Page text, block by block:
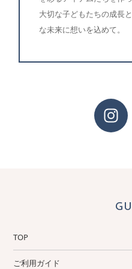
大切な子どもたちの成長
な未来に想いを込めて。
TOP
ご利用ガイド